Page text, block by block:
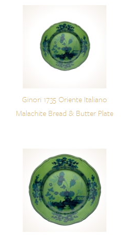
Ginori 1735 Oriente Italiano
Malachite Bread & Butter Plate